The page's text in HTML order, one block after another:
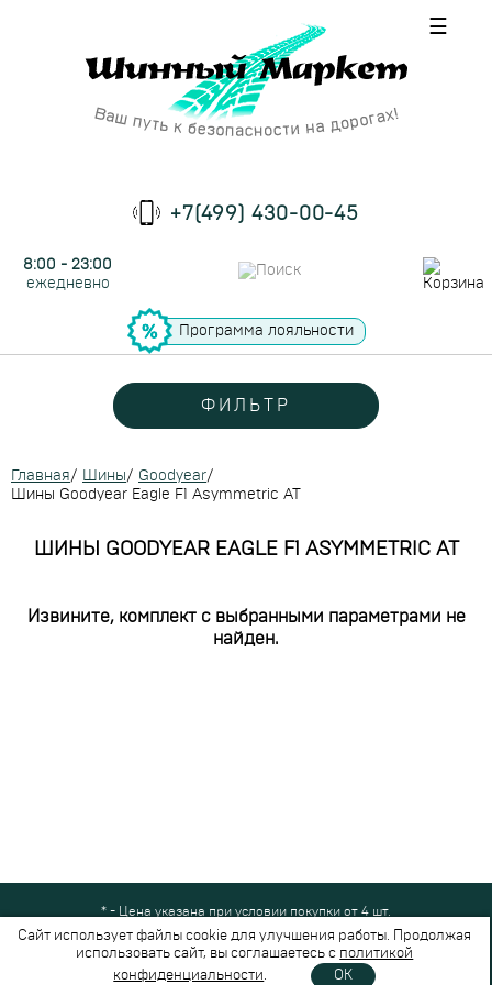
☰
+7(499) 430-00-45
8:00 - 23:00
ежедневно
Программа лояльности
ФИЛЬТР
Главная/ Шины/ Goodyear/
Шины Goodyear Eagle F1 Asymmetric AT
ШИНЫ GOODYEAR EAGLE F1 ASYMMETRIC AT
Извините, комплект с выбранными параметрами не
найден.
* - Цена указана при условии покупки от 4 шт.
Все права защищены © 2024-2026,Шинный Маркет(ООО "Безопасные
шины")
Вся представленная на сайте информация носит справочный характер и не
Сайт использует файлы cookie для улучшения работы. Продолжая
использовать сайт, вы соглашаетесь с политикой
конфиденциальности. OK